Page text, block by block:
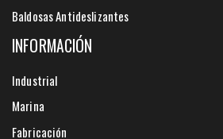
Baldosas Antideslizantes
INFORMACIÓN
Industrial
Marina
Fabricación